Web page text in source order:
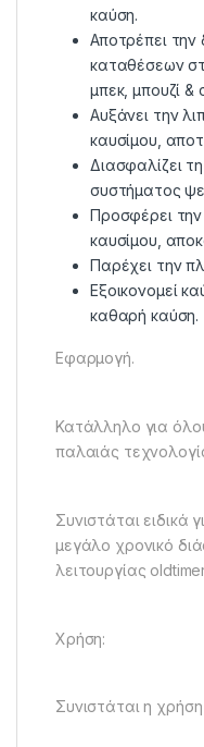
καύση.
Αποτρέπει την
καταθέσεων
μπεκ, μπουζί
Αυξάνει την
καυσίμου,
Διασφαλίζει
συστήματος
Προσφέρει
καυσίμου,
Παρέχει την
Εξοικονομεί
καθαρή καύση.
Εφαρμογή.
Κατάλληλο για
παλαιάς
Συνιστάται ειδικά
μεγάλο χρονικό
λειτουργίας
Χρήση:
Συνιστάται η